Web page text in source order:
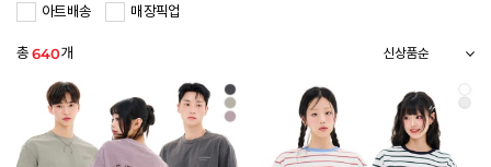
아트배송 매장픽업
총640개